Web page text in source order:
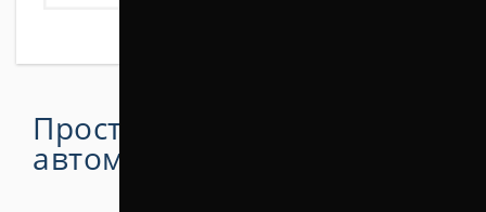
Простой способ поднять
автомобиль на 30 мм